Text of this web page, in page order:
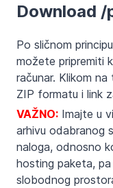
Download
Po sličnom
možete pripremiti
računar. Klikom
ZIP formatu i link
VAŽNO: Imajte u
arhivu odabranog
naloga, odnosno
hosting paketa,
slobodnog